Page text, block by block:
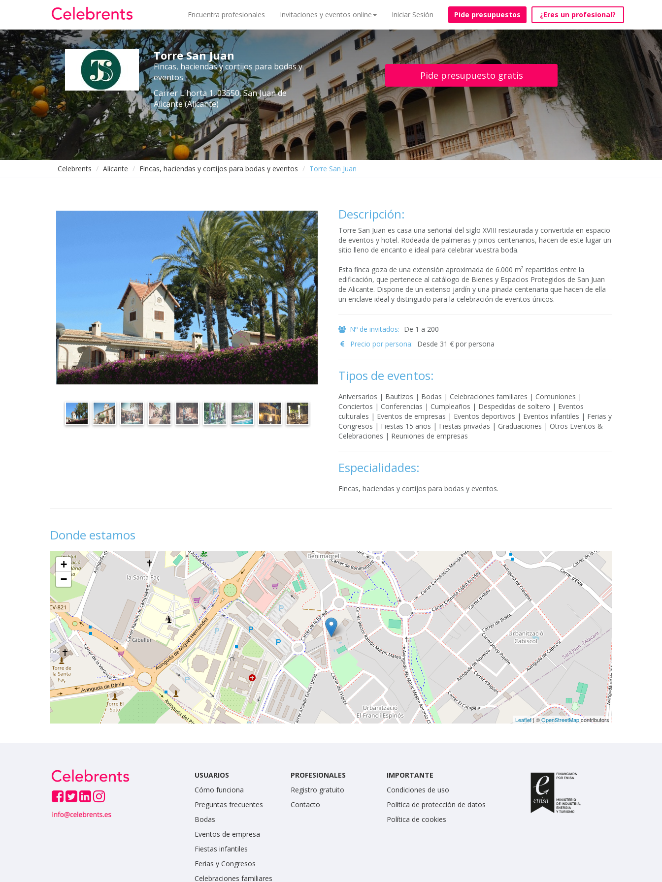
Encuentra profesionales Invitaciones y eventos online Iniciar Sesión Pide presupuestos ¿Eres un profesional?
Torre San Juan
Fincas, haciendas y cortijos para bodas y
eventos
Carrer L'horta 1, 03550, San Juan de
Alicante (Alicante)
Pide presupuesto gratis
Celebrents Alicante Fincas, haciendas y cortijos para bodas y eventos Torre San Juan
Descripción:
Torre San Juan es casa una señorial del siglo XVIII restaurada y convertida en espacio
de eventos y hotel. Rodeada de palmeras y pinos centenarios, hacen de este lugar un
sitio lleno de encanto e ideal para celebrar vuestra boda.
Esta finca goza de una extensión aproximada de 6.000 m² repartidos entre la
edificación, que pertenece al catálogo de Bienes y Espacios Protegidos de San Juan
de Alicante. Dispone de un extenso jardín y una pinada centenaria que hacen de ella
un enclave ideal y distinguido para la celebración de eventos únicos.
Nº de invitados: De 1 a 200
Precio por persona: Desde 31 € por persona
Tipos de eventos:
Aniversarios | Bautizos | Bodas | Celebraciones familiares | Comuniones |
Conciertos | Conferencias | Cumpleaños | Despedidas de soltero | Eventos
culturales | Eventos de empresas | Eventos deportivos | Eventos infantiles | Ferias y
Congresos | Fiestas 15 años | Fiestas privadas | Graduaciones | Otros Eventos &
Celebraciones | Reuniones de empresas
Especialidades:
Fincas, haciendas y cortijos para bodas y eventos.
Donde estamos
+
−
Leaflet| ©OpenStreetMapcontributors
USUARIOS
Cómo funciona
Preguntas frecuentes
Bodas
Eventos de empresa
Fiestas infantiles
Ferias y Congresos
Celebraciones familiares
PROFESIONALES
Registro gratuito
Contacto
IMPORTANTE
Condiciones de uso
Política de protección de datos
Política de cookies